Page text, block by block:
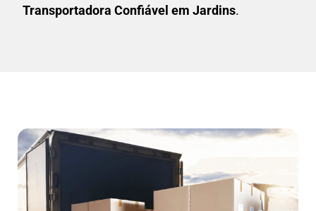
Transportadora Confiável em Jardins.